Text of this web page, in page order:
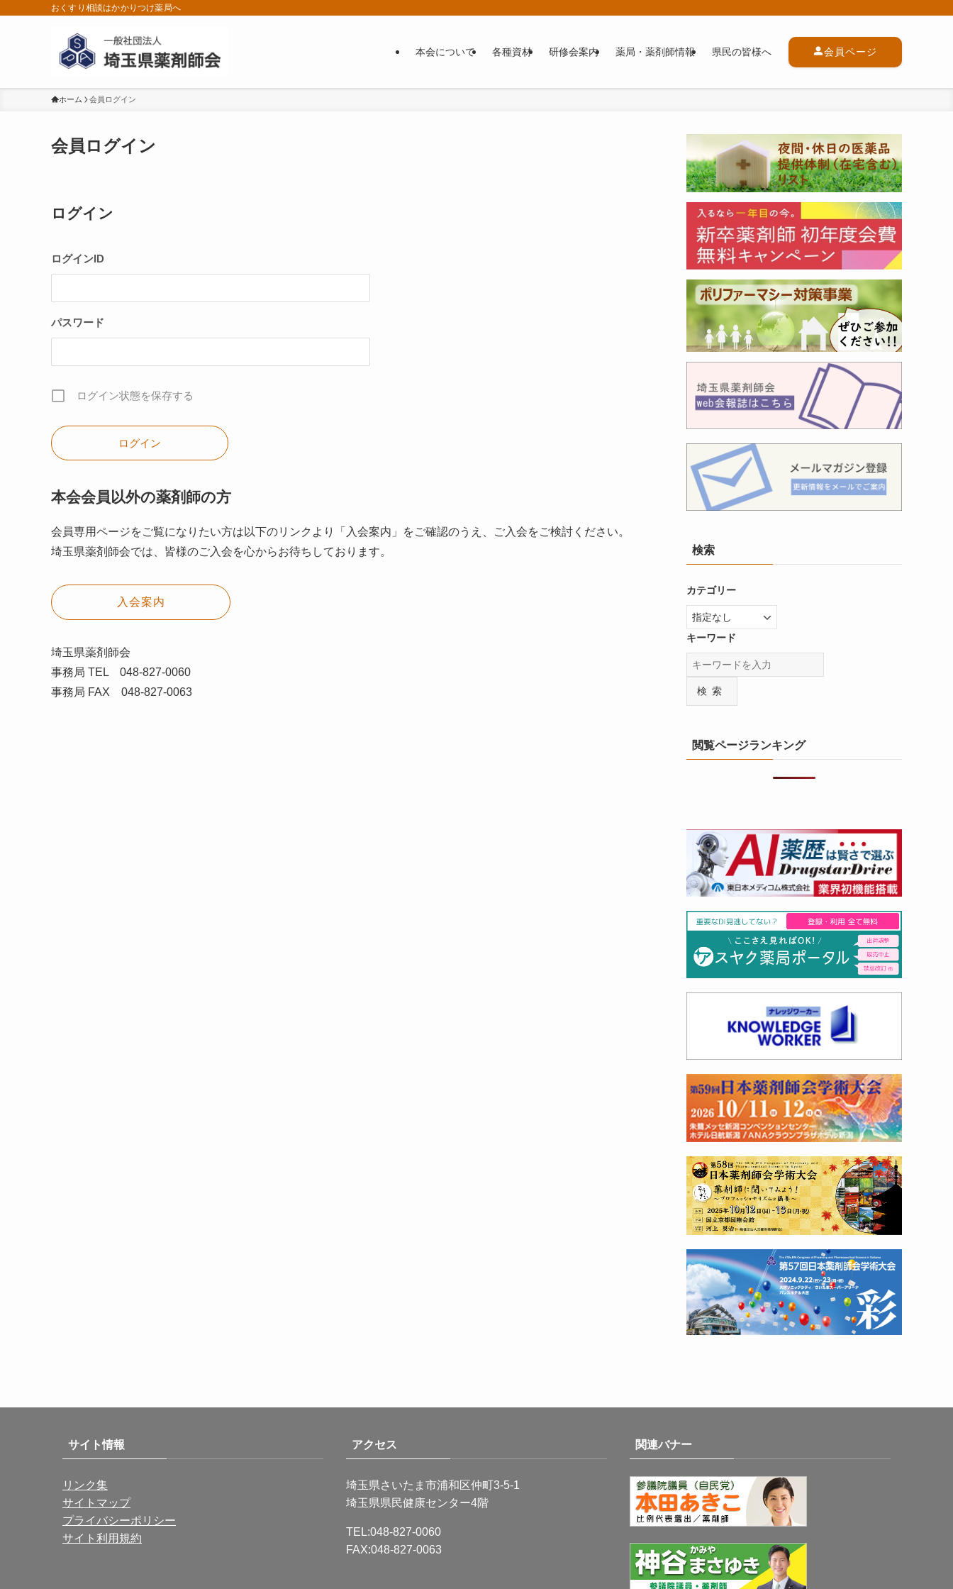
おくすり相談はかかりつけ薬局へ
本会について 各種資材 研修会案内 薬局・薬剤師情報 県民の皆様へ 会員ページ
ホーム 会員ログイン
会員ログイン
ログイン
ログインID
パスワード
ログイン状態を保存する
本会会員以外の薬剤師の方
会員専用ページをご覧になりたい方は以下のリンクより「入会案内」をご確認のうえ、ご入会をご検討ください。
埼玉県薬剤師会では、皆様のご入会を心からお待ちしております。
入会案内
埼玉県薬剤師会
事務局 TEL 048-827-0060
事務局 FAX 048-827-0063
検索
カテゴリー
キーワード
検索
閲覧ページランキング
サイト情報
リンク集
サイトマップ
プライバシーポリシー
サイト利用規約
アクセス
埼玉県さいたま市浦和区仲町3-5-1
埼玉県県民健康センター4階
TEL:048-827-0060
FAX:048-827-0063
関連バナー